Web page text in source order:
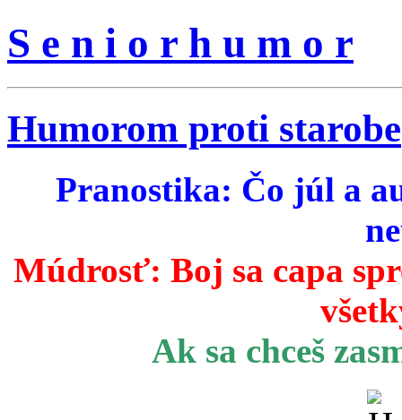
S e n i o r h u m o r
Humorom proti starobe
Pranostika: Čo júl a
Múdrosť: Boj sa capa
Ak sa chceš